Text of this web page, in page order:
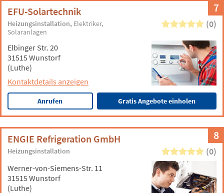
7
EFU-Solartechnik
Heizungsinstallation Elektriker
Solaranlagen
(0)
Elbinger Str. 20
31515 Wunstorf
(Luthe)
Kontaktdetails anzeigen
Anrufen Gratis Angebote einholen
8
ENGIE Refrigeration GmbH
Heizungsinstallation (0)
Werner-von-Siemens-Str. 11
31515 Wunstorf
(Luthe)